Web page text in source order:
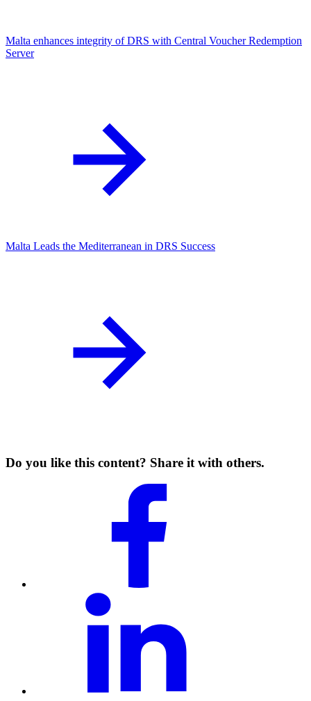
Malta enhances integrity of DRS with Central Voucher Redemption
Server
Malta Leads the Mediterranean in DRS Success
Do you like this content? Share it with others.